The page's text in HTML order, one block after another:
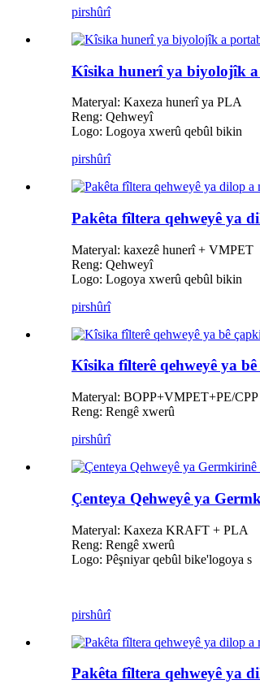
pirshûrî
Kîsika hunerî ya biyolojîk
Materyal: Kaxeza hunerî ya PLA
Reng: Qehweyî
Logo: Logoya xwerû qebûl bikin
pirshûrî
Pakêta fîltera qehweyê ya
Materyal: kaxezê hunerî + VMPET
Reng: Qehweyî
Logo: Logoya xwerû qebûl bikin
pirshûrî
Kîsika fîlterê qehweyê ya
Materyal: BOPP+VMPET+PE/CPP
Reng: Rengê xwerû
pirshûrî
Çenteya Qehweyê ya
Materyal: Kaxeza KRAFT + PLA
Reng: Rengê xwerû
Logo: Pêşniyar qebûl bike'logoya s
pirshûrî
Pakêta fîltera qehweyê ya